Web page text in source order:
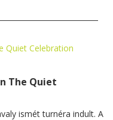
The Quiet
ismét turnéra indult. A